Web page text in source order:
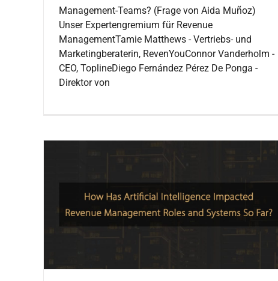
Management-Teams? (Frage von Aida Muñoz)
Unser Expertengremium für Revenue
ManagementTamie Matthews - Vertriebs- und
Marketingberaterin, RevenYouConnor Vanderholm -
CEO, ToplineDiego Fernández Pérez De Ponga -
Direktor von